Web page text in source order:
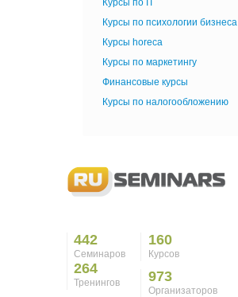
Курсы по IT
Курсы по психологии бизнеса
Курсы horeca
Курсы по маркетингу
Финансовые курсы
Курсы по налогообложению
442
Семинаров
160
Курсов
264
Тренингов 973
Организаторов